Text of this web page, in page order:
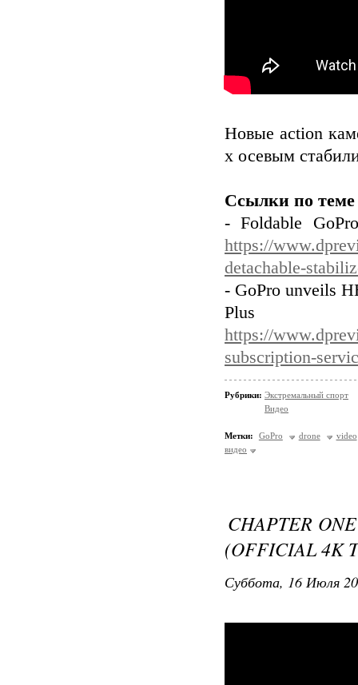
Новые action
х осевым
Ссылки по теме
- Foldable
https://
detachable-
- GoPro unveils
Plus
https://
subscription-
Рубрики: Экстремальный спорт
Видео
Метки: GoPro drone
video
видео
CHAPTER
(OFFICIAL 4K
Суббота, 16 Июля